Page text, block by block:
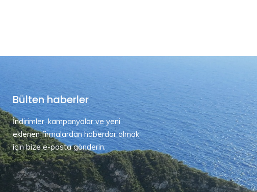
Bülten haberler
İndirimler, kampanyalar ve yeni
eklenen firmalardan haberdar olmak
için bize e-posta gönderin.